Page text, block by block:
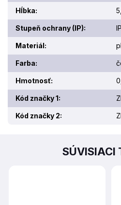
Hĺbka:
Stupeň ochrany (IP):
Materiál:
Farba:
Hmotnosť:
Kód značky 1:
Kód značky 2:
SÚVISIACI